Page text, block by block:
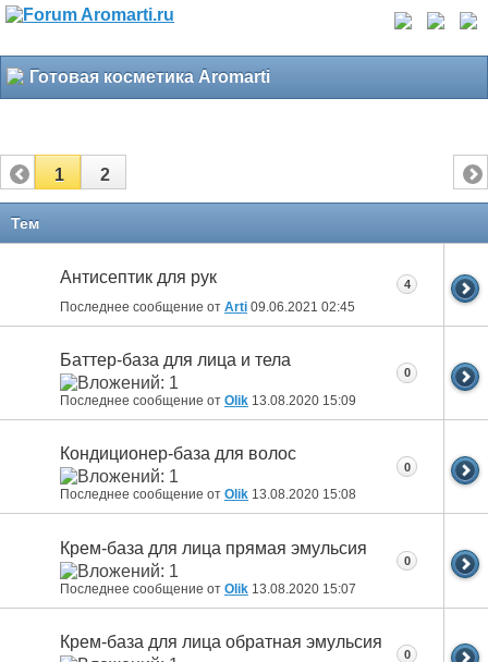
Готовая косметика Aromarti
1 2
Тем
Антисептик для рук
Последнее сообщение от Arti 09.06.2021 02:45
4
Баттер-база для лица и тела
Последнее сообщение от Olik 13.08.2020 15:09
0
Кондиционер-база для волос
Последнее сообщение от Olik 13.08.2020 15:08
0
Крем-база для лица прямая эмульсия
Последнее сообщение от Olik 13.08.2020 15:07
0
Крем-база для лица обратная эмульсия
0